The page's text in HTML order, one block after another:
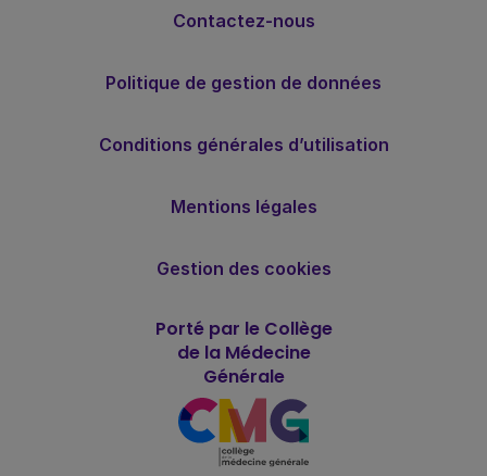
Contactez-nous
Politique de gestion de données
Conditions générales d’utilisation
Mentions légales
Gestion des cookies
Porté par le Collège
de la Médecine
Générale